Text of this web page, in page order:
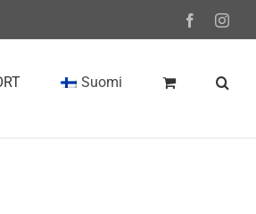
Facebook
Suomi